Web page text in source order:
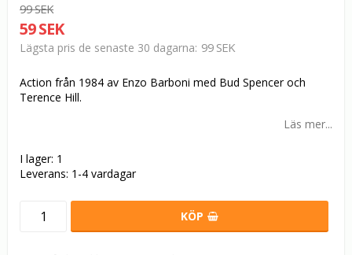
99 SEK
59 SEK
Lägsta pris de senaste 30 dagarna 99 SEK
Action från 1984 av Enzo Barboni med Bud Spencer och
Terence Hill.
Läs mer...
I lager: 1
Leverans: 1-4 vardagar
KÖP